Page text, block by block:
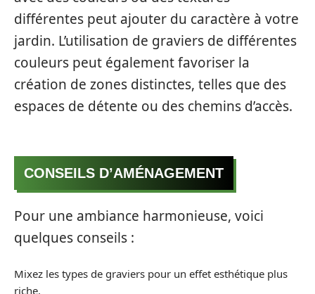
différentes peut ajouter du caractère à votre
jardin. L’utilisation de graviers de différentes
couleurs peut également favoriser la
création de zones distinctes, telles que des
espaces de détente ou des chemins d’accès.
CONSEILS D’AMÉNAGEMENT
Pour une ambiance harmonieuse, voici
quelques conseils :
Mixez les types de graviers pour un effet esthétique plus
riche.